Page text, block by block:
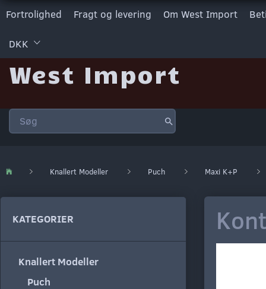
Fortrolighed Fragt og levering Om West Import
DKK
West Import
Knallert Modeller Puch Maxi K+P
KATEGORIER
Knallert Modeller
Puch